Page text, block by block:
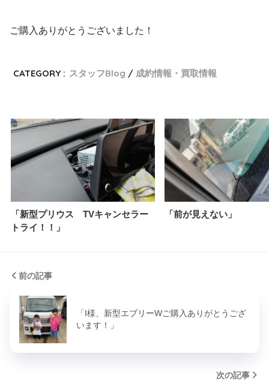
ご購入ありがとうございました！
CATEGORY : スタッフBlog 成約情報・買取情報
「新型プリウス TVキャンセラー
トライ！！」
「前が見えない」
前の記事
「I様、新型エブリーWご購入ありがとうござ
います！」
次の記事